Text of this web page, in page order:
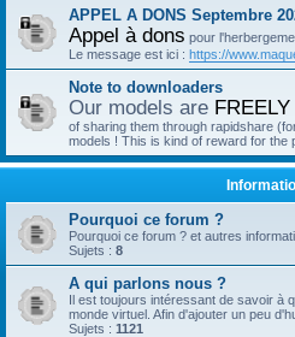
APPEL A DONS Septembre
Appel à dons pour
Le message est ici : https://
Note to downloaders
Our models are
of sharing them through rapidshare
models ! This is kind of reward for the
Pourquoi ce forum ?
Pourquoi ce forum ? et autres
Sujets : 8
A qui parlons nous ?
Il est toujours intéressant de savoir à
monde virtuel. Afin d'ajouter un peu
Sujets : 1121